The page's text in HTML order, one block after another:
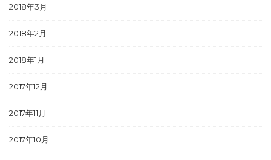
2018年3月
2018年2月
2018年1月
2017年12月
2017年11月
2017年10月